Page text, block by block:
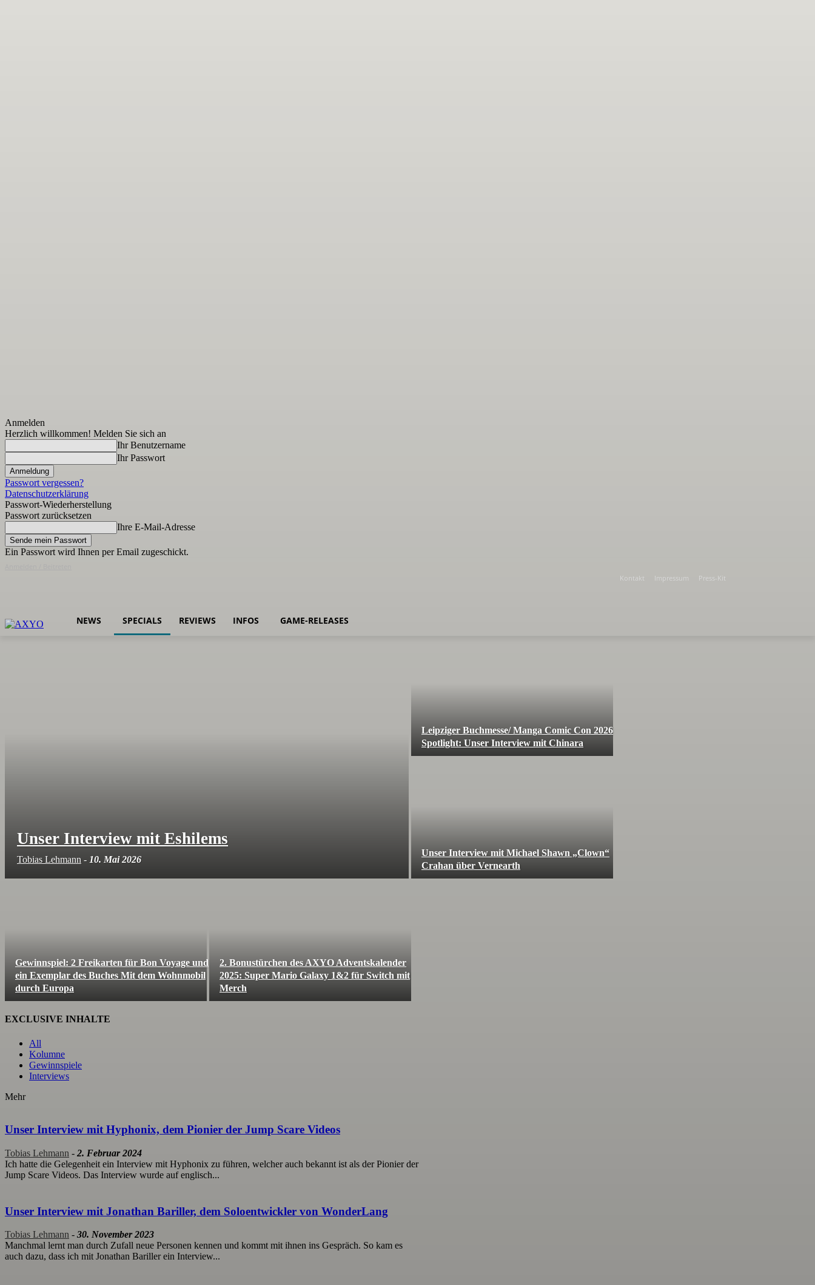
Anmelden
Herzlich willkommen! Melden Sie sich an
Ihr Benutzername
Ihr Passwort
Passwort vergessen?
Datenschutzerklärung
Passwort-Wiederherstellung
Passwort zurücksetzen
Ihre E-Mail-Adresse
Ein Passwort wird Ihnen per Email zugeschickt.
Kontakt
Impressum Press-Kit
NEWS SPECIALS REVIEWS INFOS GAME-RELEASES
Unser Interview mit Eshilems
Tobias Lehmann - 10. Mai 2026
Leipziger Buchmesse/ Manga Comic Con 2026
Spotlight: Unser Interview mit Chinara
Unser Interview mit Michael Shawn „Clown“
Crahan über Vernearth
Gewinnspiel: 2 Freikarten für Bon Voyage und
ein Exemplar des Buches Mit dem Wohnmobil
durch Europa
2. Bonustürchen des AXYO Adventskalender
2025: Super Mario Galaxy 1&2 für Switch mit
Merch
EXCLUSIVE INHALTE
All
Kolumne
Gewinnspiele
Interviews
Mehr
Unser Interview mit Hyphonix, dem Pionier der Jump Scare Videos
Tobias Lehmann - 2. Februar 2024
Ich hatte die Gelegenheit ein Interview mit Hyphonix zu führen, welcher auch bekannt ist als der Pionier der
Jump Scare Videos. Das Interview wurde auf englisch...
Unser Interview mit Jonathan Bariller, dem Soloentwickler von WonderLang
Tobias Lehmann - 30. November 2023
Manchmal lernt man durch Zufall neue Personen kennen und kommt mit ihnen ins Gespräch. So kam es
auch dazu, dass ich mit Jonathan Bariller ein Interview...